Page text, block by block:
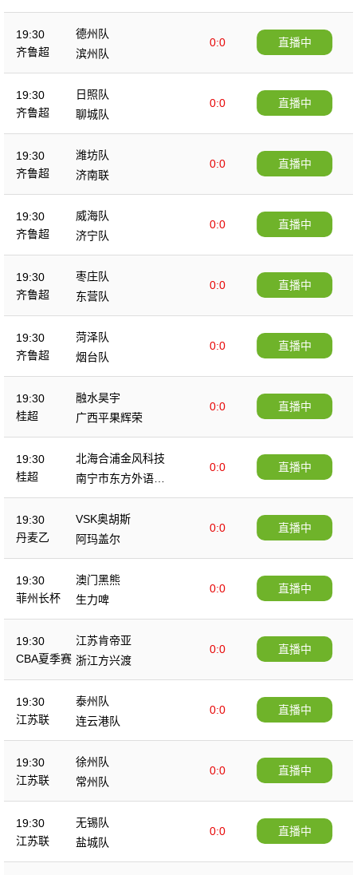
19:30
齐鲁超
德州队
0:0
滨州队
直播中
19:30
齐鲁超
日照队
0:0
聊城队
直播中
19:30
齐鲁超
潍坊队
0:0
济南联
直播中
19:30
齐鲁超
威海队
0:0
济宁队
直播中
19:30
齐鲁超
枣庄队
0:0
东营队
直播中
19:30
齐鲁超
菏泽队
0:0
烟台队
直播中
19:30
桂超
融水昊宇
0:0
广西平果辉荣
直播中
19:30
桂超
北海合浦金风科技
0:0
南宁市东方外语高
级中学
直播中
19:30
丹麦乙
VSK奥胡斯
0:0
阿玛盖尔
直播中
19:30
菲州长杯
澳门黑熊
0:0
生力啤
直播中
19:30
CBA夏季赛
江苏肯帝亚
0:0
浙江方兴渡
直播中
19:30
江苏联
泰州队
0:0
连云港队
直播中
19:30
江苏联
徐州队
0:0
常州队
直播中
19:30
江苏联
无锡队
0:0
盐城队
直播中